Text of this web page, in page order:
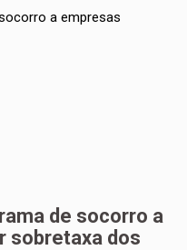
de socorro a
sobretaxa dos